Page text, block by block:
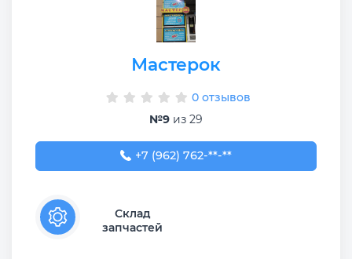
Мастерок
0 отзывов
№9 из 29
+7 (962) 762-69-56
+7 (962) 762-**-**
Склад
запчастей